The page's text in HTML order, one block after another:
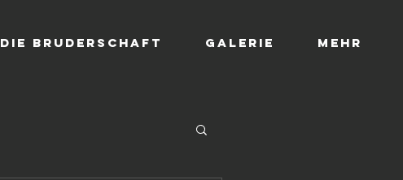
Die Bruderschaft Galerie Mehr